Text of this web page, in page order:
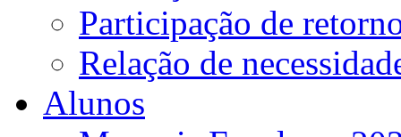
Participação de
Relação de
Alunos